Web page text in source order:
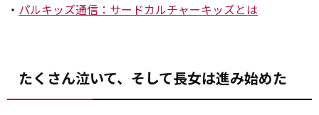
・ パルキッズ通信：サードカルチャーキッズとは
たくさん泣いて、そして長女は進み始めた